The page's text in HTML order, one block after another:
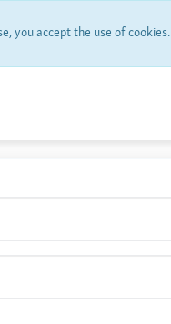
you accept the use of cookies.